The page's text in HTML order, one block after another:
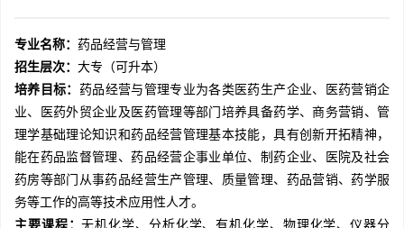
专业名称： 药品经营与管理
招生层次： 大专（可升本）
培养目标：
药品经营与管理专业为各类医药生产企业、医药营销企
业、医药外贸企业及医药管理等部门培养具备药学、商务营销、管
理学基础理论知识和药品经营管理基本技能，具有创新开拓精神，
能在药品监督管理、药品经营企事业单位、制药企业、医院及社会
药房等部门从事药品经营生产管理、质量管理、药品营销、药学服
务等工作的高等技术应用性人才。
主要课程：无机化学、分析化学、有机化学、物理化学、仪器分